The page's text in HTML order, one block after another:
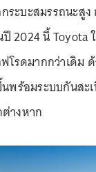
ระบะสมรรถนะสูง
2024 นี้
โรดมากกว่าเดิม
พร้อมระบบกันส
างหาก